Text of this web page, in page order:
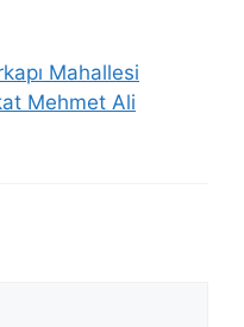
Mahallesi
Mehmet Ali